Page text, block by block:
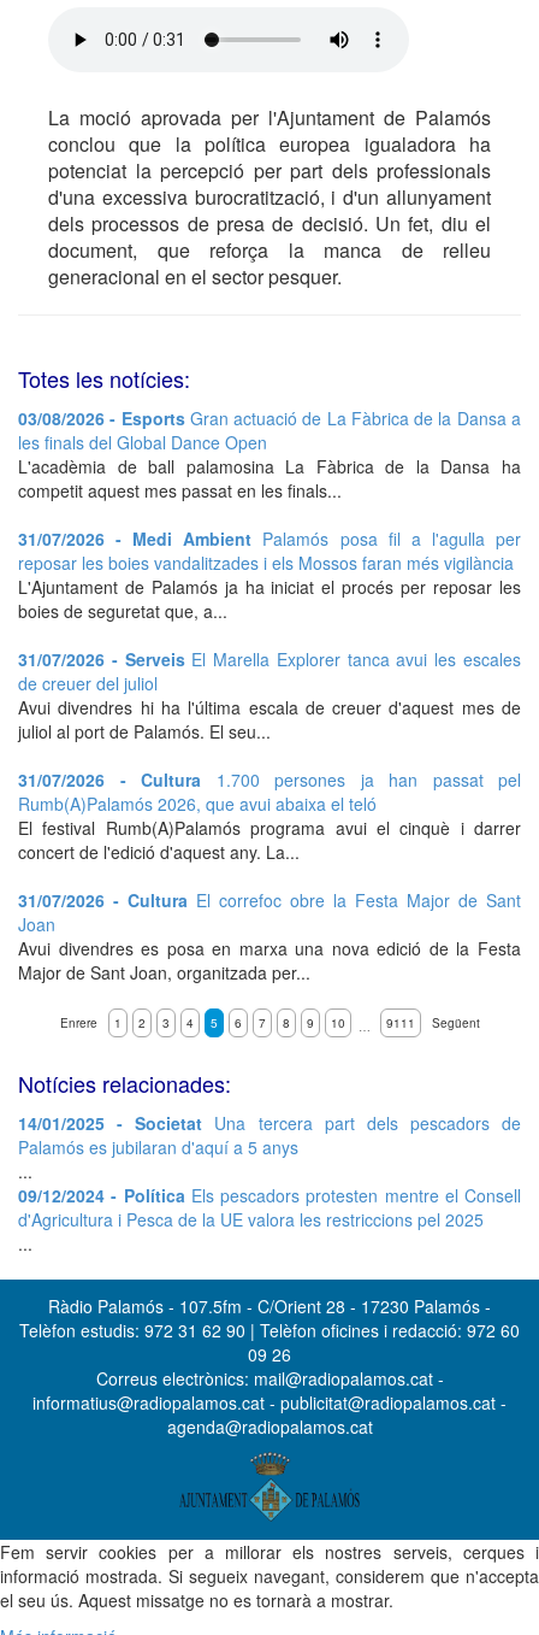
La moció aprovada per l'Ajuntament de Palamós
conclou que la política europea igualadora ha
potenciat la percepció per part dels professionals
d'una excessiva burocratització, i d'un allunyament
dels processos de presa de decisió. Un fet, diu el
document, que reforça la manca de relleu
generacional en el sector pesquer.
Totes les notícies:
03/08/2026 - Esports Gran actuació de La Fàbrica de la Dansa a
les finals del Global Dance Open
L'acadèmia de ball palamosina La Fàbrica de la Dansa ha
competit aquest mes passat en les finals...
31/07/2026 - Medi Ambient Palamós posa fil a l'agulla per
reposar les boies vandalitzades i els Mossos faran més vigilància
L'Ajuntament de Palamós ja ha iniciat el procés per reposar les
boies de seguretat que, a...
31/07/2026 - Serveis El Marella Explorer tanca avui les escales
de creuer del juliol
Avui divendres hi ha l'última escala de creuer d'aquest mes de
juliol al port de Palamós. El seu...
31/07/2026 - Cultura 1.700 persones ja han passat pel
Rumb(A)Palamós 2026, que avui abaixa el teló
El festival Rumb(A)Palamós programa avui el cinquè i darrer
concert de l'edició d'aquest any. La...
31/07/2026 - Cultura El correfoc obre la Festa Major de Sant
Joan
Avui divendres es posa en marxa una nova edició de la Festa
Major de Sant Joan, organitzada per...
Enrere 1 2 3 4 5 6 7 8 9 10 … 9111 Següent
Notícies relacionades:
14/01/2025 - Societat Una tercera part dels pescadors de
Palamós es jubilaran d'aquí a 5 anys
...
09/12/2024 - PolíticaEls pescadors protesten mentre el Consell
d'Agricultura i Pesca de la UE valora les restriccions pel 2025
...
Ràdio Palamós - 107.5fm - C/Orient 28 - 17230 Palamós -
Telèfon estudis: 972 31 62 90 | Telèfon oficines i redacció: 972 60
09 26
Correus electrònics: mail@radiopalamos.cat -
informatius@radiopalamos.cat - publicitat@radiopalamos.cat -
agenda@radiopalamos.cat
Fem servir cookies per a millorar els nostres serveis, cerques i
informació mostrada. Si segueix navegant, considerem que n'accepta
el seu ús. Aquest missatge no es tornarà a mostrar.